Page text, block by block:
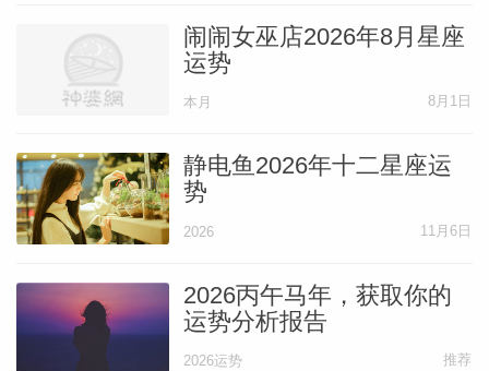
当下的判断等等，就更不用说一些不愉快的
阴影了。我希望大家把它用在积极的地方，
就是不好的，提醒自己别重蹈覆辙，好的，
别胡思乱想。尊重理想跟现实的差距，有些
事必然理想是美好的，落地是有差距的，那
就一点点来，别因为预期上的落差打消积极
希望12星座，都平安度过逆行！
闹闹女巫店2026年8月星座
运势
本月 8月1日
静电鱼2026年十二星座运
势
2026 11月6日
2026丙午马年，获取你的
运势分析报告
2026运势 推荐